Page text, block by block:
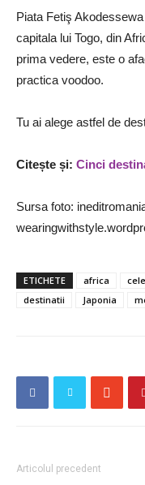
Piata Fetiş
capitala lui Togo, din
prima vedere, este o
practica voodoo.
Tu ai alege astfel de
Citește și: Cinci
Sursa foto:
ETICHETE africa
destinatii
Japonia
Articolul precedent